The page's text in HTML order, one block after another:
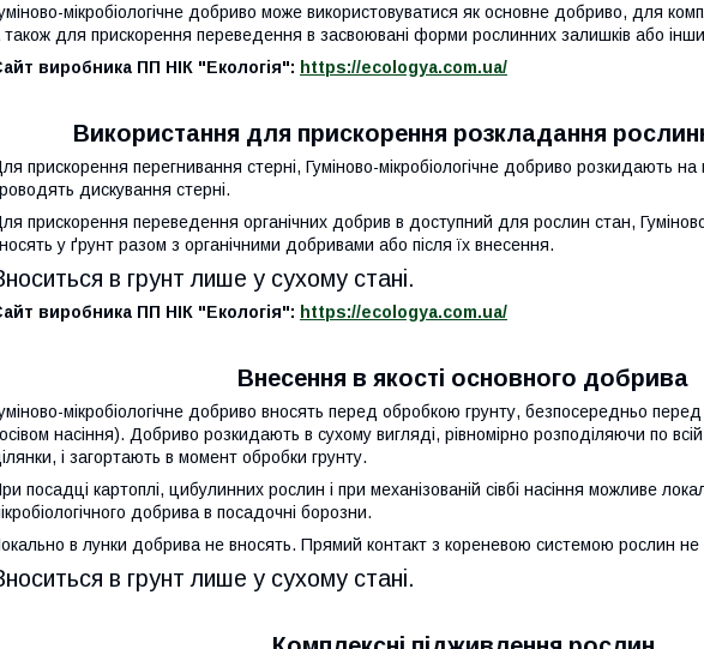
мікробіологічне добриво може використовуватися як основне добриво, для
також для прискорення переведення в засвоювані форми рослинних залишків або
виробника ПП НІК "Екологія": https://ecologya.com.ua/
Використання для прискорення розкладання
прискорення перегнивання стерні, Гуміново-мікробіологічне добриво розкидають на
дискування стерні.
прискорення переведення органічних добрив в доступний для рослин стан,
у ґрунт разом з органічними добривами або після їх внесення.
в грунт лише у сухому стані.
виробника ПП НІК "Екологія": https://ecologya.com.ua/
Внесення в якості основного добрива
мікробіологічне добриво вносять перед обробкою грунту, безпосередньо
насіння). Добриво розкидають в сухому вигляді, рівномірно розподіляючи по
і загортають в момент обробки грунту.
посадці картоплі, цибулинних рослин і при механізованій сівбі насіння можливе
добрива в посадочні борозни.
в лунки добрива не вносять. Прямий контакт з кореневою системою рослин
в грунт лише у сухому стані.